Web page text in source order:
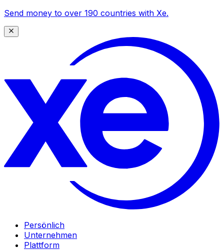
Send money to over 190 countries with Xe.
Persönlich
Unternehmen
Plattform